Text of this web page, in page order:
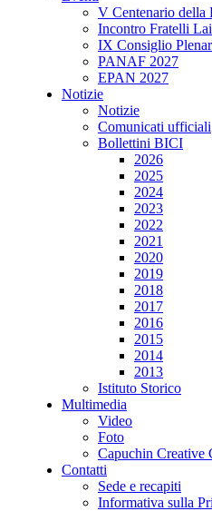
V Centenario della
Incontro Fratelli
IX Consiglio
PANAF 2027
EPAN 2027
Notizie
Notizie
Comunicati ufficiali
Bollettini BICI
2026
2025
2024
2023
2022
2021
2020
2019
2018
2017
2016
2015
2014
2013
Istituto Storico
Multimedia
Video
Foto
Capuchin Creative
Contatti
Sede e recapiti
Informativa sulla